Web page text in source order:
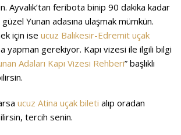
Ayvalık’tan feribota binip 90 dakika kadar
Yunan adasına ulaşmak mümkün.
için ise ucuz Balıkesir-Edremit uçak
yapman gerekiyor. Kapı vizesi ile ilgili bilgi
Adaları Kapı Vizesi Rehberi” başlıklı
ucuz Atina uçak bileti alıp oradan
tercih senin.